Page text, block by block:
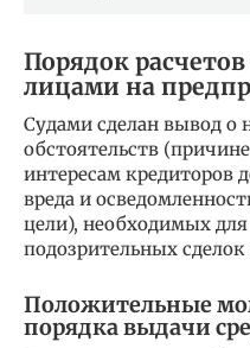
Порядок
лицами на
Судами сделан вывод о
обстоятельств
интересам кредиторов
вреда и
цели), необходимых
подозрительных
Положительные
порядка выдачи